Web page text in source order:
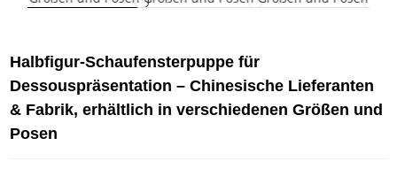
Halbfigur-Schaufensterpuppe für
Dessouspräsentation – Chinesische Lieferanten
& Fabrik, erhältlich in verschiedenen Größen und
Posen